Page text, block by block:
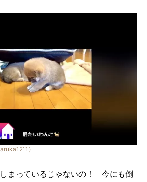
）
まっているじゃないの！ 今にも倒